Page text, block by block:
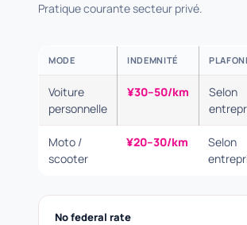
Pratique courante secteur privé.
MODE INDEMNITÉ
Voiture
personnelle
¥30–50/km
Selon
Moto /
scooter
¥20–30/km
Selon
No federal rate